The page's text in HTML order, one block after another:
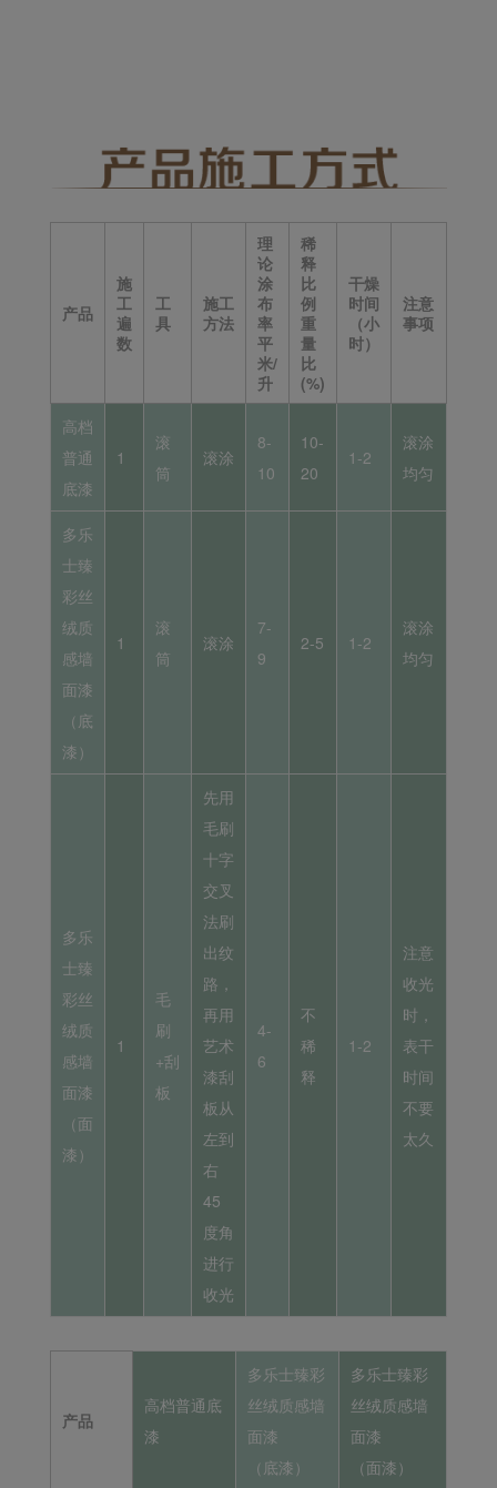
产品
施
工
遍
数
工
具
施工
方法
理
论
涂
布
率
平
米/
升
稀
释
比
例
重
量
比
(%)
干燥
时间
（小
时）
注意
事项
高档
普通
底漆
1
滚
筒
滚涂
8-
10
10-
20
1-2
滚涂
均匀
多乐
士臻
彩丝
绒质
感墙
面漆
（底
漆）
1
滚
筒
滚涂
7-
9
2-5 1-2
滚涂
均匀
多乐
士臻
彩丝
绒质
感墙
面漆
（面
漆）
1
毛
刷
+刮
板
先用
毛刷
十字
交叉
法刷
出纹
路，
再用
艺术
漆刮
板从
左到
右
45
度角
进行
收光
4-
6
不
稀
释
1-2
注意
收光
时，
表干
时间
不要
太久
产品
高档普通底
漆
多乐士臻彩
丝绒质感墙
面漆
（底漆）
多乐士臻彩
丝绒质感墙
面漆
（面漆）